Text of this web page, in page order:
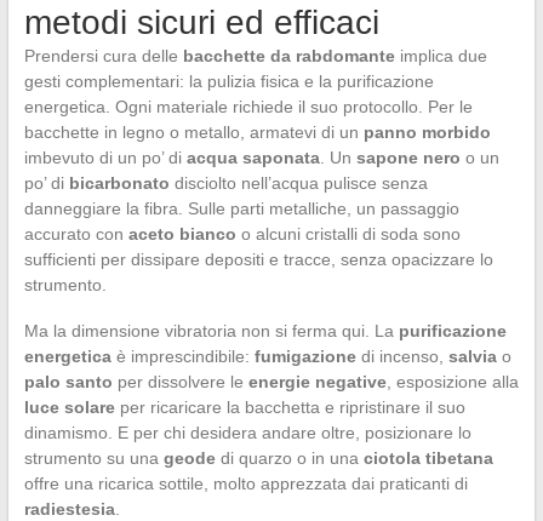
metodi sicuri ed efficaci
Prendersi cura delle bacchette da rabdomanteimplica due
gesti complementari: la pulizia fisica e la purificazione
energetica. Ogni materiale richiede il suo protocollo. Per le
bacchette in legno o metallo, armatevi di un panno morbido
imbevuto di un po’ di acqua saponata. Un sapone nero o un
po’ di bicarbonato disciolto nell’acqua pulisce senza
danneggiare la fibra. Sulle parti metalliche, un passaggio
accurato con aceto bianco o alcuni cristalli di soda sono
sufficienti per dissipare depositi e tracce, senza opacizzare lo
strumento.
Ma la dimensione vibratoria non si ferma qui. La purificazione
energeticaè imprescindibile: fumigazionedi incenso, salviao
palo santo per dissolvere le energie negative, esposizione alla
luce solareper ricaricare la bacchetta e ripristinare il suo
dinamismo. E per chi desidera andare oltre, posizionare lo
strumento su una geodedi quarzo o in una ciotola tibetana
offre una ricarica sottile, molto apprezzata dai praticanti di
radiestesia.